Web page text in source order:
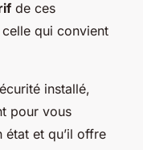
de ces
qui convient
installé,
pour vous
état et qu’il offre